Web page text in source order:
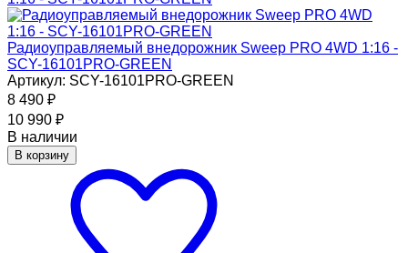
Радиоуправляемый внедорожник Sweep PRO 4WD 1:16 -
SCY-16101PRO-GREEN
Артикул: SCY-16101PRO-GREEN
8 490 ₽
10 990 ₽
В наличии
В корзину